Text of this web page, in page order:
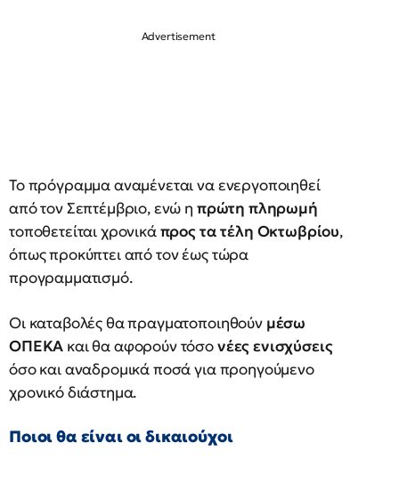
Το πρόγραμμα αναμένεται να ενεργοποιηθεί
από τον Σεπτέμβριο, ενώ η πρώτη πληρωμή
τοποθετείται χρονικάπρος τα τέλη Οκτωβρίου,
όπως προκύπτει από τον έως τώρα
προγραμματισμό.
Οι καταβολές θα πραγματοποιηθούν μέσω
ΟΠΕΚΑ και θα αφορούν τόσονέες ενισχύσεις
όσο και αναδρομικά ποσά για προηγούμενο
χρονικό διάστημα.
Ποιοι θα είναι οι δικαιούχοι